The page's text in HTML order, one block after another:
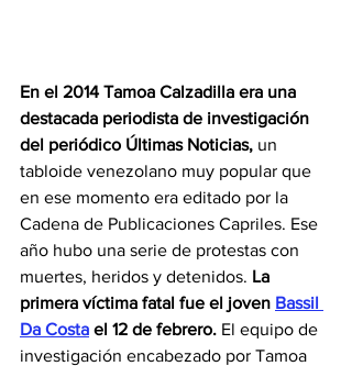
En el 2014 Tamoa Calzadilla era una
destacada periodista de investigación
del periódico Últimas Noticias, un
tabloide venezolano muy popular que
en ese momento era editado por la
Cadena de Publicaciones Capriles. Ese
año hubo una serie de protestas con
muertes, heridos y detenidos. La
primera víctima fatal fue el joven Bassil
Da Costa el 12 de febrero. El equipo de
investigación encabezado por Tamoa